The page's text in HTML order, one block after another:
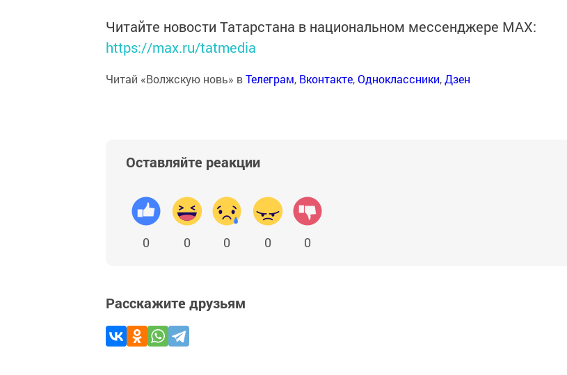
Читайте новости Татарстана в национальном мессенджере MАХ:
https://max.ru/tatmedia
Читай «Волжскую новь» вТелеграм, Вконтакте,Одноклассники,Дзен
Оставляйте реакции
0 0 0 0 0
Расскажите друзьям